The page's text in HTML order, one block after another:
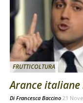
FRUTTICOLTURA
Arance
Di Francesca Baccino 21